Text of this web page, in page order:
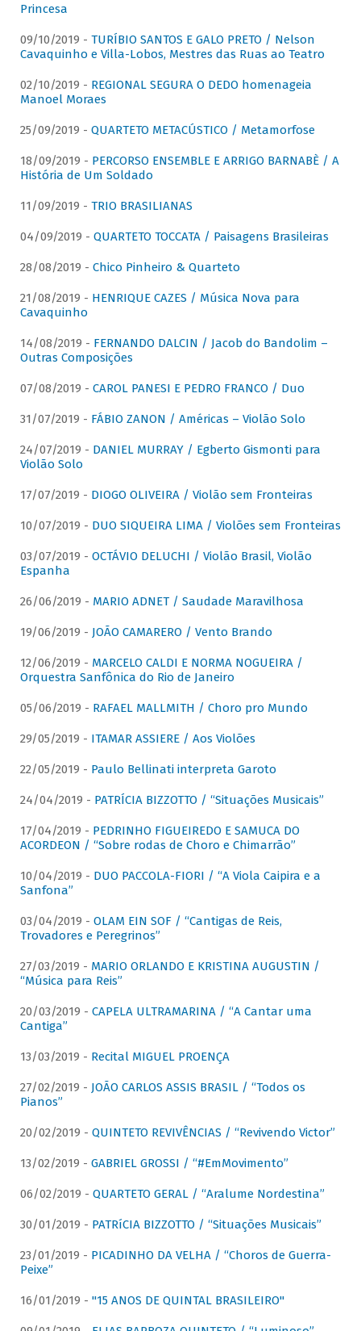
Princesa
09/10/2019 - TURÍBIO SANTOS E GALO PRETO / Nelson
Cavaquinho e Villa-Lobos, Mestres das Ruas ao Teatro
02/10/2019 - REGIONAL SEGURA O DEDO homenageia
Manoel Moraes
25/09/2019 - QUARTETO METACÚSTICO / Metamorfose
18/09/2019 - PERCORSO ENSEMBLE E ARRIGO BARNABÈ / A
História de Um Soldado
11/09/2019 - TRIO BRASILIANAS
04/09/2019 - QUARTETO TOCCATA / Paisagens Brasileiras
28/08/2019 - Chico Pinheiro & Quarteto
21/08/2019 - HENRIQUE CAZES / Música Nova para
Cavaquinho
14/08/2019 - FERNANDO DALCIN / Jacob do Bandolim –
Outras Composições
07/08/2019 - CAROL PANESI E PEDRO FRANCO / Duo
31/07/2019 - FÁBIO ZANON / Américas – Violão Solo
24/07/2019 - DANIEL MURRAY / Egberto Gismonti para
Violão Solo
17/07/2019 - DIOGO OLIVEIRA / Violão sem Fronteiras
10/07/2019 - DUO SIQUEIRA LIMA / Violões sem Fronteiras
03/07/2019 - OCTÁVIO DELUCHI / Violão Brasil, Violão
Espanha
26/06/2019 - MARIO ADNET / Saudade Maravilhosa
19/06/2019 - JOÃO CAMARERO / Vento Brando
12/06/2019 - MARCELO CALDI E NORMA NOGUEIRA /
Orquestra Sanfônica do Rio de Janeiro
05/06/2019 - RAFAEL MALLMITH / Choro pro Mundo
29/05/2019 - ITAMAR ASSIERE / Aos Violões
22/05/2019 - Paulo Bellinati interpreta Garoto
24/04/2019 - PATRÍCIA BIZZOTTO / “Situações Musicais”
17/04/2019 - PEDRINHO FIGUEIREDO E SAMUCA DO
ACORDEON / “Sobre rodas de Choro e Chimarrão”
10/04/2019 - DUO PACCOLA-FIORI / “A Viola Caipira e a
Sanfona”
03/04/2019 - OLAM EIN SOF / “Cantigas de Reis,
Trovadores e Peregrinos”
27/03/2019 - MARIO ORLANDO E KRISTINA AUGUSTIN /
“Música para Reis”
20/03/2019 - CAPELA ULTRAMARINA / “A Cantar uma
Cantiga”
13/03/2019 - Recital MIGUEL PROENÇA
27/02/2019 - JOÃO CARLOS ASSIS BRASIL / “Todos os
Pianos”
20/02/2019 - QUINTETO REVIVÊNCIAS / “Revivendo Victor”
13/02/2019 - GABRIEL GROSSI / “#EmMovimento”
06/02/2019 - QUARTETO GERAL / “Aralume Nordestina”
30/01/2019 - PATRíCIA BIZZOTTO / “Situações Musicais”
23/01/2019 - PICADINHO DA VELHA / “Choros de Guerra-
Peixe”
16/01/2019 - "15 ANOS DE QUINTAL BRASILEIRO"